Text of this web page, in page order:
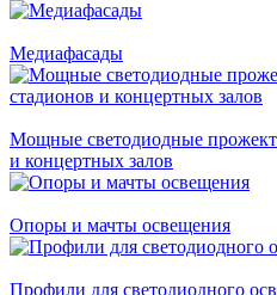
Медиафасады
Мощные светодиодные
и концертных залов
Опоры и мачты освещения
Профили для светодиодного